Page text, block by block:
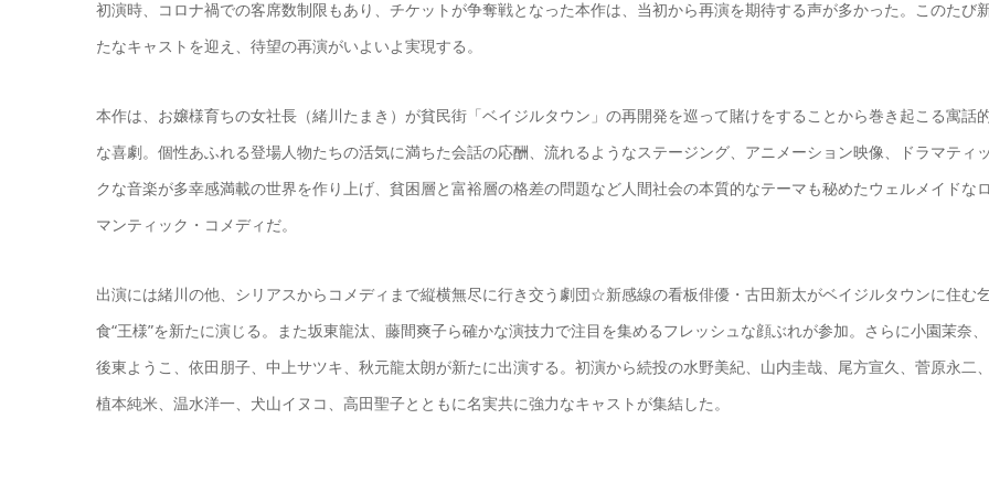
初演時、コロナ禍での客席数制限もあり、チケットが争奪戦となった本作は、当初から再演を期待する声が多かった。このたび
たなキャストを迎え、待望の再演がいよいよ実現する。
本作は、お嬢様育ちの女社長（緒川たまき）が貧民街「ベイジルタウン」の再開発を巡って賭けをすることから巻き起こる寓話
な喜劇。個性あふれる登場人物たちの活気に満ちた会話の応酬、流れるようなステージング、アニメーション映像、ドラマティッ
クな音楽が多幸感満載の世界を作り上げ、貧困層と富裕層の格差の問題など人間社会の本質的なテーマも秘めたウェルメイドなロ
マンティック・コメディだ。
出演には緒川の他、シリアスからコメディまで縦横無尽に行き交う劇団☆新感線の看板俳優・古田新太がベイジルタウンに住む
食“王様”を新たに演じる。また坂東龍汰、藤間爽子ら確かな演技力で注目を集めるフレッシュな顔ぶれが参加。さらに小園茉奈、
後東ようこ、依田朋子、中上サツキ、秋元龍太朗が新たに出演する。初演から続投の水野美紀、山内圭哉、尾方宣久、菅原永二、
植本純米、温水洋一、犬山イヌコ、高田聖子とともに名実共に強力なキャストが集結した。